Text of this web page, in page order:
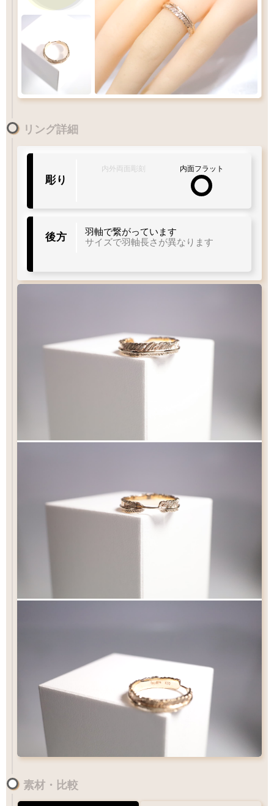
1-18
Q&A リングサイズガイド
14号
リング詳細
彫り
内外両面彫刻 内面フラット
後方
羽軸で繋がっています
サイズで羽軸長さが異なります
素材・比較